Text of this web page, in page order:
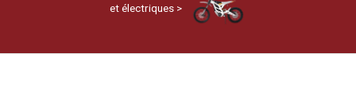
et électriques >